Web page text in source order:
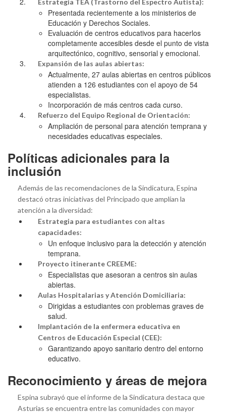
Presentada recientemente a los ministerios de
Educación y Derechos Sociales.
Evaluación de centros educativos para hacerlos
completamente accesibles desde el punto de vista
arquitectónico, cognitivo, sensorial y emocional.
Expansión de las aulas abiertas:
Actualmente, 27 aulas abiertas en centros públicos
atienden a 126 estudiantes con el apoyo de 54
especialistas.
Incorporación de más centros cada curso.
Refuerzo del Equipo Regional de Orientación:
Ampliación de personal para atención temprana y
necesidades educativas especiales.
Políticas adicionales para la
inclusión
Además de las recomendaciones de la Sindicatura, Espina
destacó otras iniciativas del Principado que amplían la
atención a la diversidad:
Estrategia para estudiantes con altas
capacidades:
Un enfoque inclusivo para la detección y atención
temprana.
Proyecto itinerante CREEME:
Especialistas que asesoran a centros sin aulas
abiertas.
Aulas Hospitalarias y Atención Domiciliaria:
Dirigidas a estudiantes con problemas graves de
salud.
Implantación de la enfermera educativa en
Centros de Educación Especial (CEE):
Garantizando apoyo sanitario dentro del entorno
educativo.
Reconocimiento y áreas de mejora
Espina subrayó que el informe de la Sindicatura destaca que
Asturias se encuentra entre las comunidades con mayor